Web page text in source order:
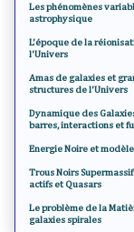
Les phénomènes
astrophysique
L'époque de la
l'Univers
Amas de galaxies et
structures de l'Univers
Dynamique des
barres, interactions et
Energie Noire et
Trous Noirs
actifs et Quasars
Le problème de la
galaxies spirales